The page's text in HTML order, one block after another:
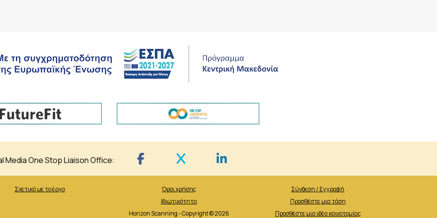
Media One Stop Liaison Office:
Σχετικά με το έργο
Όροι χρήσης
Ιδιωτικότητα
Horizon Scanning - Copyright © 2026
Σύνδεση / Εγγραφή
Προσθέστε μια τάση
Προσθέστε μια ιδέα καινοτομίας